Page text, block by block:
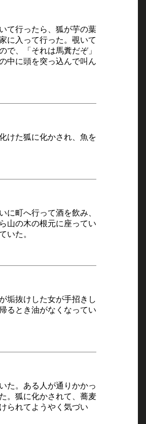
て行ったら、狐が芋の葉
に入って行った。覗いて
で、「それは馬糞だぞ」
中に頭を突っ込んで叫ん
けた狐に化かされ、魚を
に町へ行って酒を飲み、
山の木の根元に座ってい
いた。
垢抜けした女が手招きし
るとき油がなくなってい
た。ある人が通りかかっ
。狐に化かされて、蕎麦
られてようやく気づい